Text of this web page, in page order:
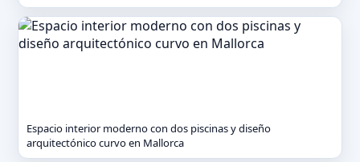
Espacio interior moderno con dos piscinas y diseño
arquitectónico curvo en Mallorca